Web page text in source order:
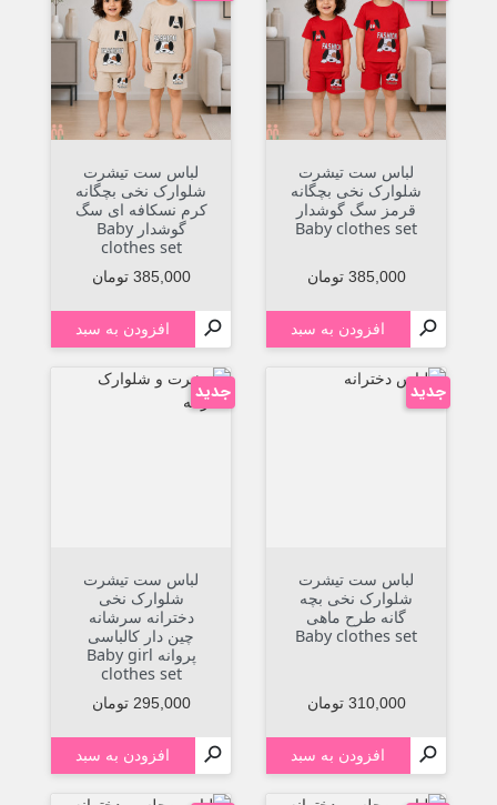
لباس ست تیشرت
شلوارک نخی بچگانه
قرمز سگ گوشدار
Baby clothes set
قیمت
385,000 تومان
 افزودن به سبد
لباس ست تیشرت
شلوارک نخی بچگانه
کرم نسکافه ای سگ
گوشدار Baby
clothes set
قیمت
385,000 تومان
 افزودن به سبد
لباس ست تیشرت
شلوارک نخی بچه
گانه طرح ماهی
Baby clothes set
قیمت
310,000 تومان
 افزودن به سبد
جدید
لباس ست تیشرت
شلوارک نخی
دخترانه سرشانه
چین دار کالباسی
پروانه Baby girl
clothes set
قیمت
295,000 تومان
 افزودن به سبد
جدید